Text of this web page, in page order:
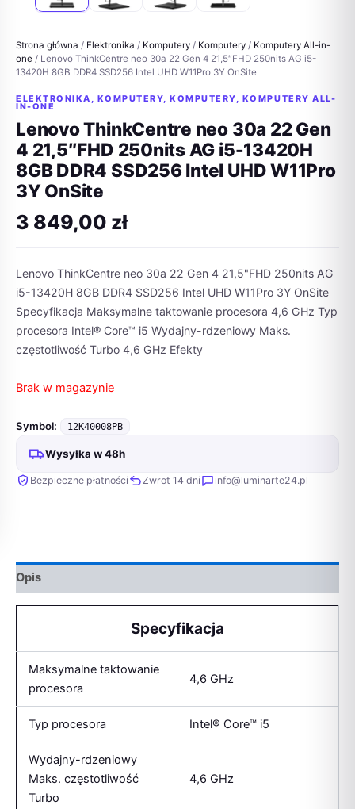
Strona główna / Elektronika / Komputery / Komputery / Komputery All-in-
one / Lenovo ThinkCentre neo 30a 22 Gen 4 21,5″FHD 250nits AG i5-
13420H 8GB DDR4 SSD256 Intel UHD W11Pro 3Y OnSite
ELEKTRONIKA , KOMPUTERY,KOMPUTERY, KOMPUTERY ALL-
IN-ONE
Lenovo ThinkCentre neo 30a 22 Gen
4 21,5″FHD 250nits AG i5-13420H
8GB DDR4 SSD256 Intel UHD W11Pro
3Y OnSite
3 849,00 zł
Lenovo ThinkCentre neo 30a 22 Gen 4 21,5"FHD 250nits AG
i5-13420H 8GB DDR4 SSD256 Intel UHD W11Pro 3Y OnSite
Specyfikacja Maksymalne taktowanie procesora 4,6 GHz Typ
procesora Intel® Core™ i5 Wydajny-rdzeniowy Maks.
częstotliwość Turbo 4,6 GHz Efekty
Brak w magazynie
Symbol: 12K40008PB
Wysyłka w 48h
Bezpieczne płatności Zwrot 14 dni info@luminarte24.pl
Opis
Specyfikacja
Maksymalne taktowanie
procesora
4,6 GHz
Typ procesora Intel® Core™ i5
Wydajny-rdzeniowy
Maks. częstotliwość
Turbo
4,6 GHz